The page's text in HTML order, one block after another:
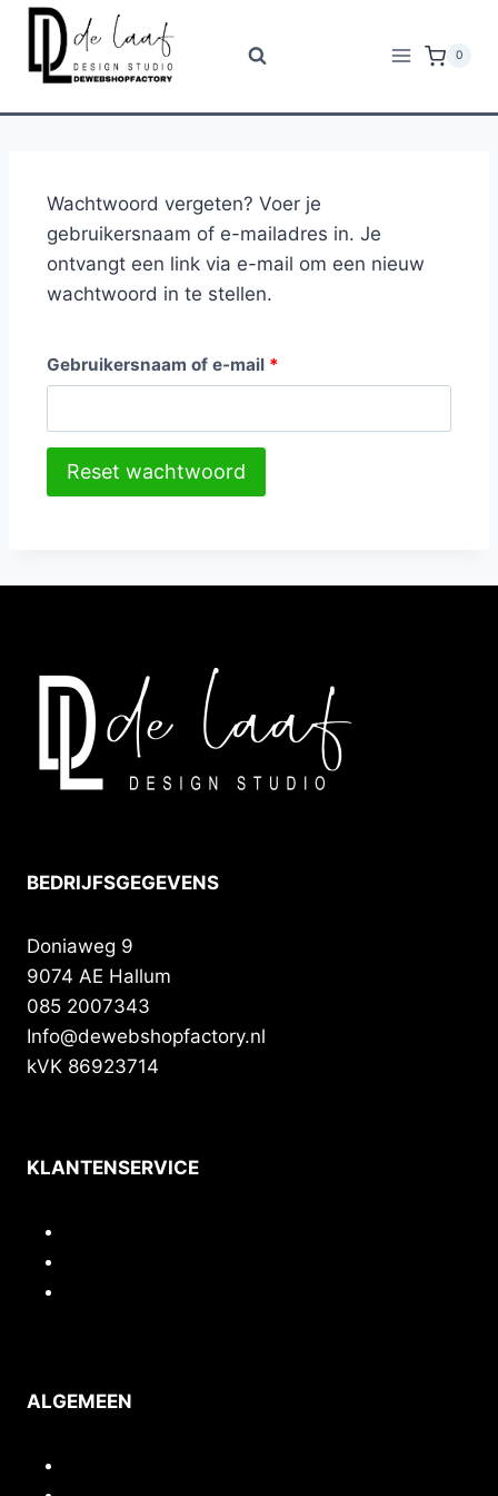
0
Wachtwoord vergeten? Voer je
gebruikersnaam of e-mailadres in. Je
ontvangt een link via e-mail om een nieuw
wachtwoord in te stellen.
Gebruikersnaam of e-mail *
Reset wachtwoord
BEDRIJFSGEGEVENS
Doniaweg 9
9074 AE Hallum
085 2007343
Info@dewebshopfactory.nl
kVK 86923714
KLANTENSERVICE
ALGEMEEN